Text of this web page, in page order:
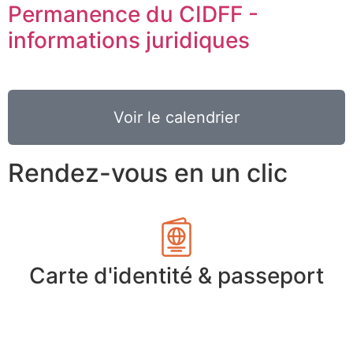
Permanence du CIDFF -
informations juridiques
Voir le calendrier
Rendez-vous en un clic
Carte d'identité & passeport